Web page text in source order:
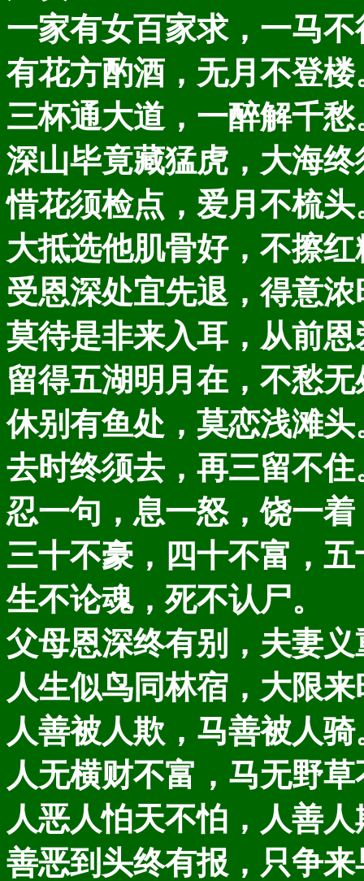
一家有女百家求，一马
有花方酌酒，无月不登楼
三杯通大道，一醉解千愁
深山毕竟藏猛虎，大海
惜花须检点，爱月不梳头
大抵选他肌骨好，不擦
受恩深处宜先退，得意
莫待是非来入耳，从前
留得五湖明月在，不愁
休别有鱼处，莫恋浅滩头
去时终须去，再三留不住
忍一句，息一怒，饶一
三十不豪，四十不富，
生不论魂，死不认尸。
父母恩深终有别，夫妻
人生似鸟同林宿，大限
人善被人欺，马善被人骑
人无横财不富，马无野
人恶人怕天不怕，人善
善恶到头终有报，只争